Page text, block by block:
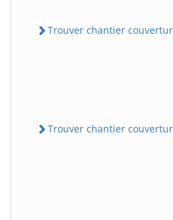
Trouver chantier
Trouver chantier